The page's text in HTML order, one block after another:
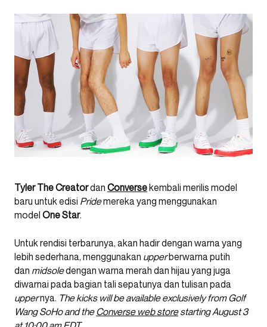
Tyler The Creatordan Conversekembali merilis model
baru untuk edisi Pridemereka yang menggunakan
model One Star.
Untuk rendisi terbarunya, akan hadir dengan warna yang
lebih sederhana, menggunakan upperberwarna putih
dan midsoledengan warna merah dan hijau yang juga
diwarnai pada bagian tali sepatunya dan tulisan pada
uppernya. The kicks will be available exclusively from Golf
Wang SoHo and theConverse web storestarting August 3